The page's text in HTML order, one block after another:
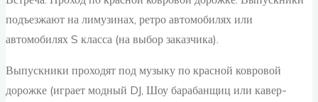
подъезжают на лимузинах, ретро автомобилях или
автомобилях S класса (на выбор заказчика).
Выпускники проходят под музыку по красной ковровой
дорожке (играет модный DJ, Шоу барабанщиц или кавер-